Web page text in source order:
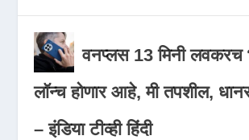
वनप्लस 13 मिनी लवकरच
लॉन्च होणार आहे, मी तपशील,
– इंडिया टीव्ही हिंदी